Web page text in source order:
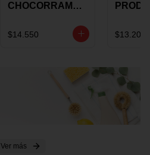
CHOCORRAMO
X 20 GRS
$14.550
X 15
$13.200
Ver más